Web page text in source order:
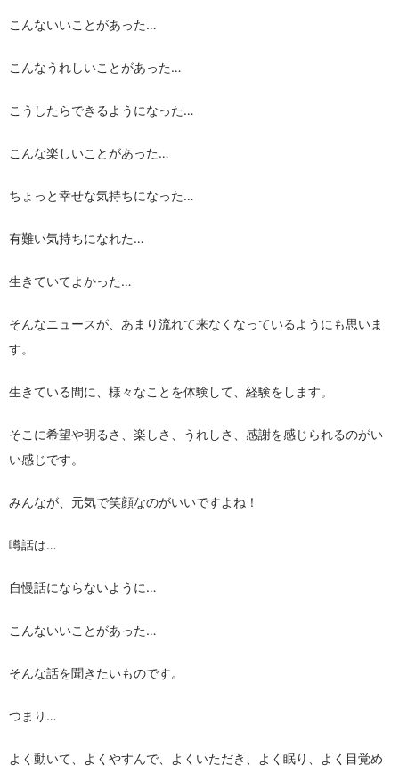
こんないいことがあった…
こんなうれしいことがあった…
こうしたらできるようになった…
こんな楽しいことがあった…
ちょっと幸せな気持ちになった…
有難い気持ちになれた…
生きていてよかった…
そんなニュースが、あまり流れて来なくなっているようにも思いま
す。
生きている間に、様々なことを体験して、経験をします。
そこに希望や明るさ、楽しさ、うれしさ、感謝を感じられるのがい
い感じです。
みんなが、元気で笑顔なのがいいですよね！
噂話は…
自慢話にならないように…
こんないいことがあった…
そんな話を聞きたいものです。
つまり…
よく動いて、よくやすんで、よくいただき、よく眠り、よく目覚め